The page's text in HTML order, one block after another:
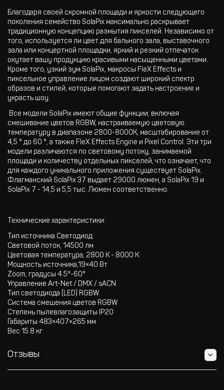
Благодаря своей скромной площади и яркости следующего
поколения семейство SolaPix максимально раскрывает
традиционную концепцию размытия пикселей. Независимо от
того, используется ли цвет для бального зала, выставочного
зала или концертной площадки, яркий и резкий отпечаток
окутает вашу продукцию красивыми насыщенными цветами.
Кроме того, узкий зум SolaPix, макросы FleX Effects и
пиксельное управление лицом создают широкий спектр
образов и стилей, которые помогают задать настроение и
украсть шоу.
Все модели SolaPix имеют общие функции, включая
смешивание цветов RGBW, настраиваемую цветовую
температуру в диапазоне 2800-8000K, масштабирование от
4,5 ° до 60 °, а также FleX Effects Engine и Pixel Control. Эти три
модели различаются по световому потоку, занимаемой
площади и количеству отдельных пикселей, что означает, что
для каждого уникального приложения существует SolaPix.
Флагманский SolaPix 37 выдает 29000 люмен, а SolaPix 19 и
SolaPix 7 - 14,5 и 5,5 тыс. Люмен соответственно.
Технические характеристики:
Тип источника Светодиод
Световой поток, 14500 лм
Цветовая температура, 2800 K - 8000 K
Мощность источника,19×40 Вт
Zoom, градусы 4.5°-60°
Управление Art-Net / DMX / sACN
Тип светодиода (LED) RGBW
Cистема смешения цветов RGBW
Степень пылевлагозащиты IP20
Габариты 483×407×265 мм
Вес 15.8 кг
Отзывы